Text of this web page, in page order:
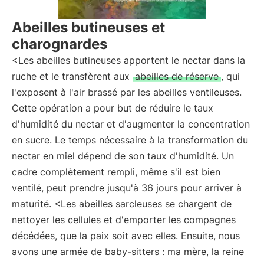
Abeilles butineuses et
charognardes
<Les abeilles butineuses apportent le nectar dans la
ruche et le transfèrent aux abeilles de réserve , qui
l'exposent à l'air brassé par les abeilles ventileuses.
Cette opération a pour but de réduire le taux
d'humidité du nectar et d'augmenter la concentration
en sucre. Le temps nécessaire à la transformation du
nectar en miel dépend de son taux d'humidité. Un
cadre complètement rempli, même s'il est bien
ventilé, peut prendre jusqu'à 36 jours pour arriver à
maturité. <Les abeilles sarcleuses se chargent de
nettoyer les cellules et d'emporter les compagnes
décédées, que la paix soit avec elles. Ensuite, nous
avons une armée de baby-sitters : ma mère, la reine